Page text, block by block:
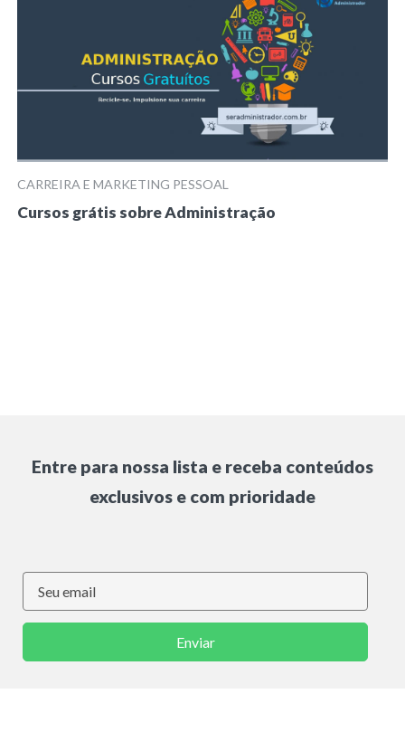
CARREIRA E MARKETING PESSOAL
Cursos grátis sobre Administração
Entre para nossa lista e receba conteúdos
exclusivos e com prioridade
Enviar